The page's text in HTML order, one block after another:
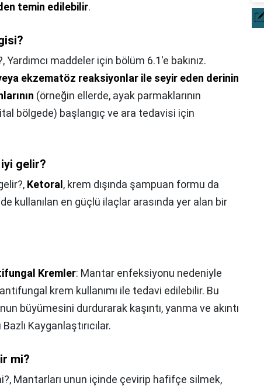
temin edilebilir.
Yardımcı maddeler için bölüm 6.1'e bakınız.
ekzematöz reaksiyonlar ile seyir eden derinin
(örneğin ellerde, ayak parmaklarının
bölgede) başlangıç ve ara tedavisi için
iyi gelir?
Ketoral , krem dışında şampuan formu da
kullanılan en güçlü ilaçlar arasında yer alan bir
Kremler: Mantar enfeksiyonu nedeniyle
krem kullanımı ile tedavi edilebilir. Bu
büyümesini durdurarak kaşıntı, yanma ve akıntı
Kayganlaştırıcılar.
mi?
Mantarları unun içinde çevirip hafifçe silmek,